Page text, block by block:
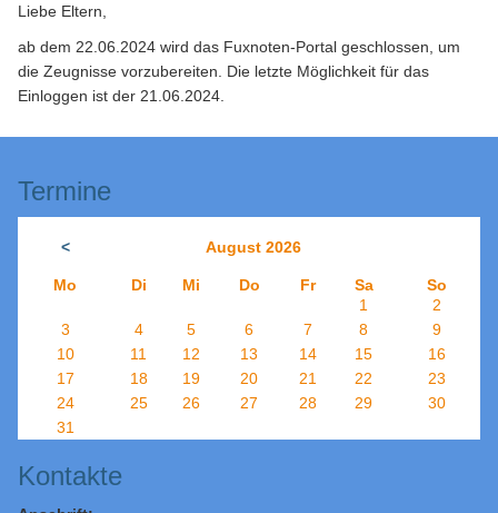
Liebe Eltern,
ab dem 22.06.2024 wird das Fuxnoten-Portal geschlossen, um
die Zeugnisse vorzubereiten. Die letzte Möglichkeit für das
Einloggen ist der 21.06.2024.
Termine
< August 2026
Mo Di Mi Do Fr Sa
So
1
2
3
4 5 6 7 8
9
10
11 12 13 14 15
16
17
18 19 20 21 22
23
24
25 26 27 28 29
30
31
Kontakte